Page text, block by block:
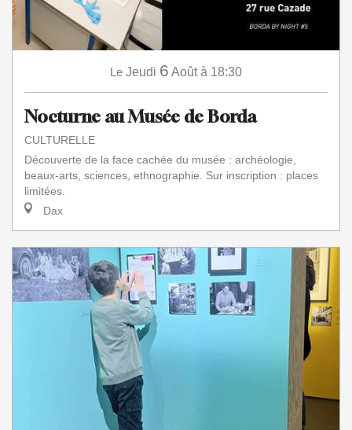
Le Jeudi 6 Août à 18:30
Nocturne au Musée de Borda
CULTURELLE
Découverte de la face cachée du musée : archéologie,
beaux-arts, sciences, ethnographie. Sur inscription : places
limitées.
Dax